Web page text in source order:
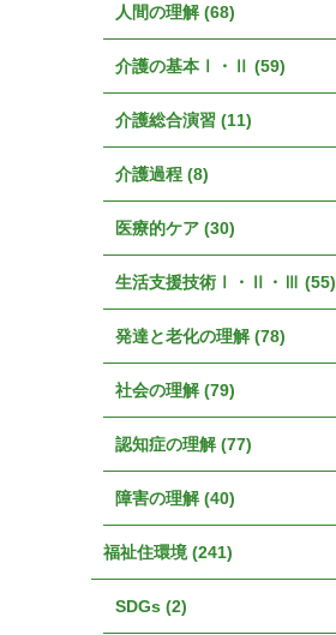
人間の理解 (68)
介護の基本Ⅰ・Ⅱ (59)
介護総合演習 (11)
介護過程 (8)
医療的ケア (30)
生活支援技術Ⅰ・Ⅱ・Ⅲ (55)
発達と老化の理解 (78)
社会の理解 (79)
認知症の理解 (77)
障害の理解 (40)
福祉住環境 (241)
SDGs (2)